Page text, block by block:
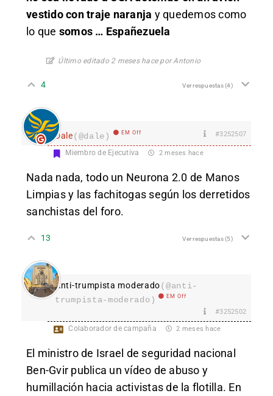
vestido con traje naranja y quedemos como
lo que somos … Españezuela
Último editado 2 meses hace por Antonio
4 Ver respuestas(4)
Dale(@dale) EM Off #3252507
Miembro de Ejecutiva 2 meses hace
Nada nada, todo un Neurona 2.0 de Manos
Limpias y las fachitogas según los derretidos
sanchistas del foro.
13 Ver respuestas(5)
Anti-trumpista moderado(@anti-
trumpista-moderado)
EM Off
#3252502
Colaborador de campaña 2 meses hace
El ministro de Israel de seguridad nacional
Ben-Gvir publica un vídeo de abuso y
humillación hacia activistas de la flotilla. En